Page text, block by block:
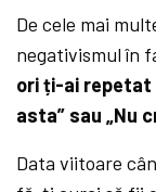
De cele mai
negativismul în
ori ți-ai repetat
asta” sau „Nu
Data viitoare